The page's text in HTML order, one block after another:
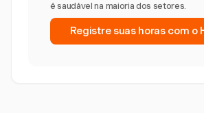
é saudável na maioria dos setores.
Registre suas horas com o